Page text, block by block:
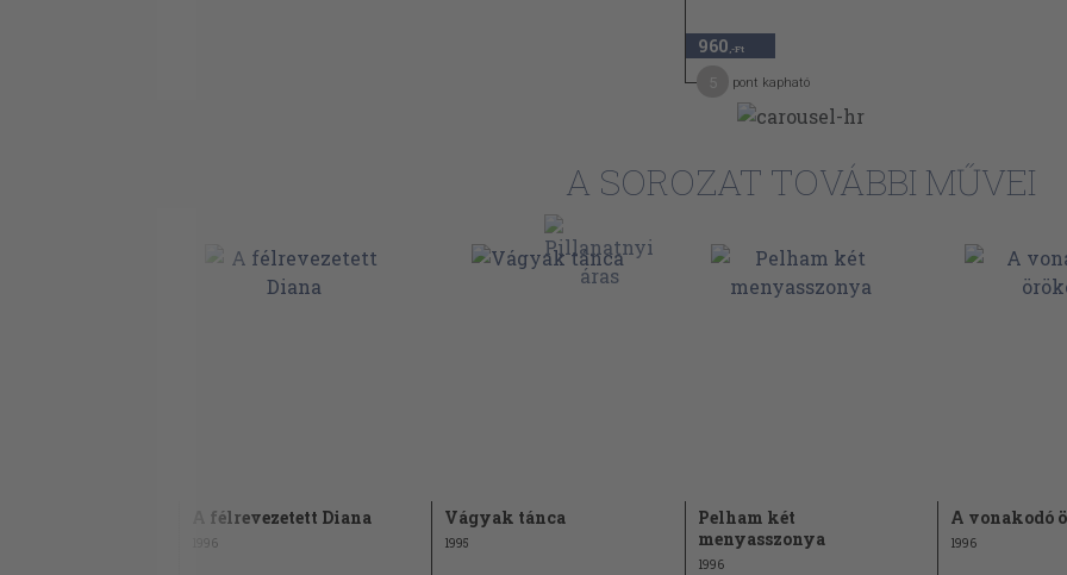
960 ,-Ft
pont kapható
A SOROZAT TOVÁBBI MŰVEI
A félrevezetett Diana
1996
Vágyak tánca
1995
Pelham két
menyasszonya
1996
A vonakodó
1996